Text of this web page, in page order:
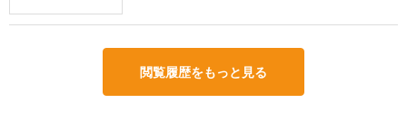
閲覧履歴をもっと見る